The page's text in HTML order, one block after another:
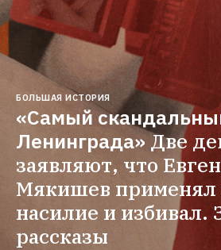
БОЛЬШАЯ ИСТОРИЯ
«Самый
Ленинграда»Две
заявляют, что
Мякишев применял
насилие и избивал.
рассказы